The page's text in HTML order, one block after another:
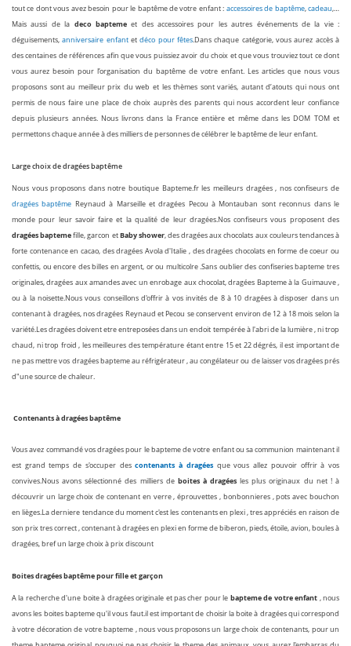
tout ce dont vous avez besoin pour le baptême de votre enfant : accessoires de baptême,cadeau,…
Mais aussi de la deco baptemeet des accessoires pour les autres événements de la vie :
déguisements,anniversaire enfantetdéco pour fêtes.Dans chaque catégorie, vous aurez accès à
des centaines de références afin que vous puissiez avoir du choix et que vous trouviez tout ce dont
vous aurez besoin pour l’organisation du baptême de votre enfant. Les articles que nous vous
proposons sont au meilleur prix du web et les thèmes sont variés, autant d’atouts qui nous ont
permis de nous faire une place de choix auprès des parents qui nous accordent leur confiance
depuis plusieurs années. Nous livrons dans la France entière et même dans les DOM TOM et
permettons chaque année à des milliers de personnes de célébrer le baptême de leur enfant.
Large choix de dragées baptême
Nous vous proposons dans notre boutique Bapteme.fr les meilleurs dragées , nos confiseurs de
dragées baptême Reynaud à Marseille et dragées Pecou à Montauban sont reconnus dans le
monde pour leur savoir faire et la qualité de leur dragées.Nos confiseurs vous proposent des
dragées baptemefille, garcon etBaby shower, des dragées aux chocolats aux couleurs tendances à
forte contenance en cacao, des dragées Avola d'Italie , des dragées chocolats en forme de coeur ou
confettis, ou encore des billes en argent, or ou multicolre .Sans oublier des confiseries bapteme tres
originales, dragées aux amandes avec un enrobage aux chocolat, dragées Bapteme à la Guimauve ,
ou à la noisette.Nous vous conseillons d'offrir à vos invités de 8 à 10 dragées à disposer dans un
contenant à dragées, nos dragées Reynaud et Pecou se conservent environ de 12 à 18 mois selon la
variété.Les dragées doivent etre entreposées dans un endoit tempérée à l'abri de la lumière , ni trop
chaud, ni trop froid , les meilleures des température étant entre 15 et 22 dégrés, il est important de
ne pas mettre vos dragées bapteme au réfrigérateur , au congélateur ou de laisser vos dragées prés
d"une source de chaleur.
Contenants à dragées baptême
Vous avez commandé vos dragées pour le bapteme de votre enfant ou sa communion maintenant il
est grand temps de s'occuper descontenants à dragées que vous allez pouvoir offrir à vos
convives.Nous avons sélectionné des milliers de boites à dragées les plus originaux du net ! à
découvrir un large choix de contenant en verre , éprouvettes , bonbonnieres , pots avec bouchon
en lièges.La derniere tendance du moment c'est les contenants en plexi , tres appréciés en raison de
son prix tres correct , contenant à dragées en plexi en forme de biberon, pieds, étoile, avion, boules à
dragées, bref un large choix à prix discount
Boites dragées baptême pour fille et garçon
A la recherche d'une boite à dragées originale et pas cher pour le bapteme de votre enfant , nous
avons les boites bapteme qu'il vous faut.il est important de choisir la boite à dragées qui correspond
à votre décoration de votre bapteme , nous vous proposons un large choix de contenants, pour un